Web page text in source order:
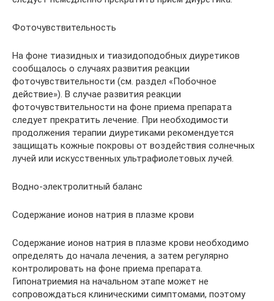
Фоточувствительность
На фоне тиазидных и тиазидоподобных диуретиков
сообщалось о случаях развития реакции
фоточувствительности (см. раздел «Побочное
действие»). В случае развития реакции
фоточувствительности на фоне приема препарата
следует прекратить лечение. При необходимости
продолжения терапии диуретиками рекомендуется
защищать кожные покровы от воздействия солнечных
лучей или искусственных ультрафиолетовых лучей.
Водно-электролитный баланс
Содержание ионов натрия в плазме крови
Содержание ионов натрия в плазме крови необходимо
определять до начала лечения, а затем регулярно
контролировать на фоне приема препарата.
Гипонатриемия на начальном этапе может не
сопровождаться клиническими симптомами, поэтому